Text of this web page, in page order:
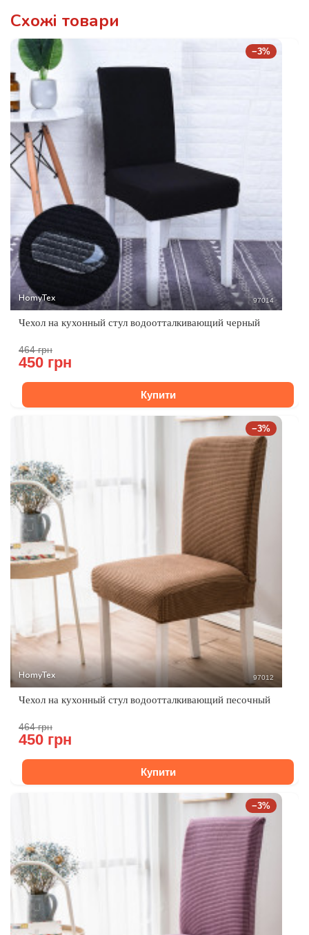
Схожі товари
−3%
HomyTex 97014
Чехол на кухонный стул водоотталкивающий черный
464 грн
450 грн
Купити
−3%
HomyTex 97012
Чехол на кухонный стул водоотталкивающий песочный
464 грн
450 грн
Купити
−3%